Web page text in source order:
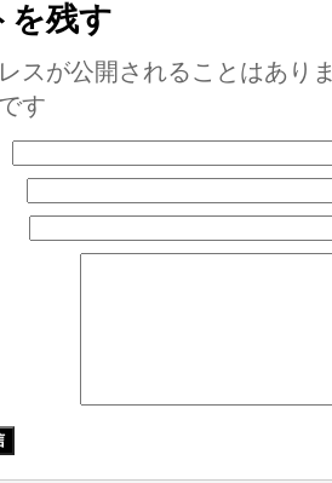
を残す
スが公開されることはあり
す